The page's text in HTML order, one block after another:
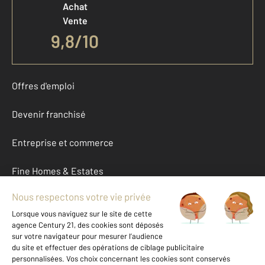
Achat
Vente
9,8/10
Offres d'emploi
Devenir franchisé
Entreprise et commerce
Fine Homes & Estates
À propos
International
Nous contacter